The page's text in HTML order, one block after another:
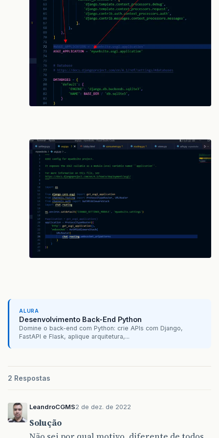
ALURA
Desenvolvimento Back-End Python
Domine o back-end com Python: crie APIs com Django,
FastAPI e Flask, aplique arquitetura,...
2 Respostas
LeandroCGMS2 de dez. de 2022
Solução